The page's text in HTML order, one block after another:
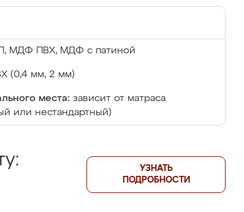
МДФ ПВХ, МДФ с патиной
(0,4 мм, 2 мм)
места: зависит от матраса
или нестандартный)
УЗНАТЬ
ПОДРОБНОСТИ